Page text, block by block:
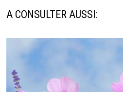
A CONSULTER AUSSI: